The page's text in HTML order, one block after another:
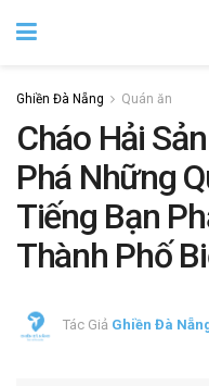
Ghiền Đà Nẵng Quán ăn
Cháo Hải
Phá Những
Tiếng Bạn
Thành Phố
Tác Giả Ghiền Đà